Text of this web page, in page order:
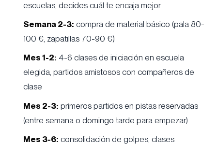
escuelas, decides cuál te encaja mejor
Semana 2-3: compra de material básico (pala 80-
100 €, zapatillas 70-90 €)
Mes 1-2: 4-6 clases de iniciación en escuela
elegida, partidos amistosos con compañeros de
clase
Mes 2-3: primeros partidos en pistas reservadas
(entre semana o domingo tarde para empezar)
Mes 3-6: consolidación de golpes, clases